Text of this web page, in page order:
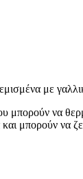
με
μπορούν να
μπορούν να